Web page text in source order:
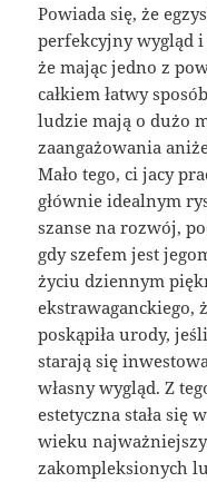
Powiada się, że
perfekcyjny wygląd
że mając jedno z
całkiem łatwy
ludzie mają o dużo
zaangażowania
Mało tego, ci jacy
głównie idealnym
szanse na rozwój,
gdy szefem jest
życiu dziennym
ekstrawaganckiego,
poskąpiła urody,
starają się
własny wygląd. Z
estetyczna stała się
wieku
zakompleksionych